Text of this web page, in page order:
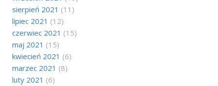
sierpień 2021 (11)
lipiec 2021 (12)
czerwiec 2021 (15)
maj 2021 (15)
kwiecień 2021 (6)
marzec 2021 (8)
luty 2021 (6)